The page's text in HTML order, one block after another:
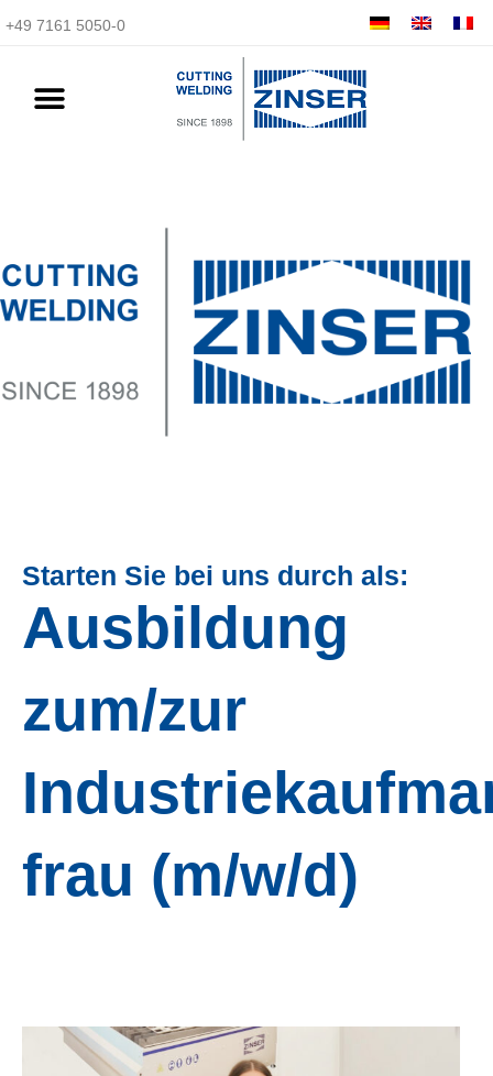
+49 7161 5050-0
Starten Sie bei uns durch als:
Ausbildung
zum/zur
frau (m/w/d)